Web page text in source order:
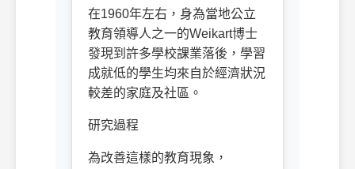
在1960年左右，身為當地公立
教育領導人之一的Weikart博士
發現到許多學校課業落後，學習
成就低的學生均來自於經濟狀況
較差的家庭及社區。
研究過程
為改善這樣的教育現象，